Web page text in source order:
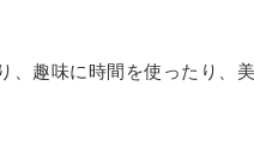
、趣味に時間を使ったり、